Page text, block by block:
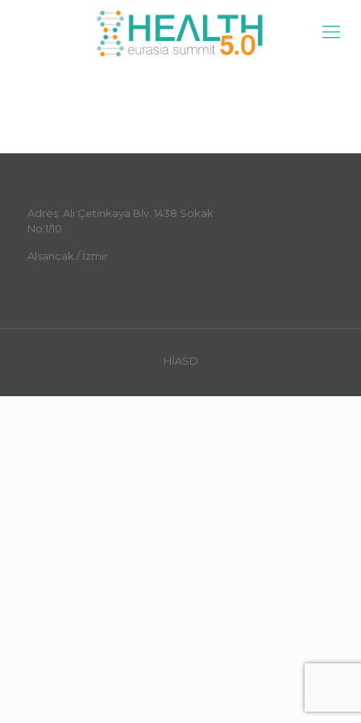
Adres: Ali Çetinkaya Blv. 1438 Sokak
No:1/10
Alsancak / İzmir
HİASD